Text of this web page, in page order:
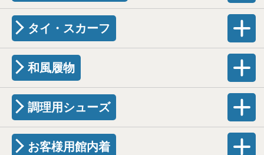
タイ・スカーフ
和風履物
調理用シューズ
お客様用館内着